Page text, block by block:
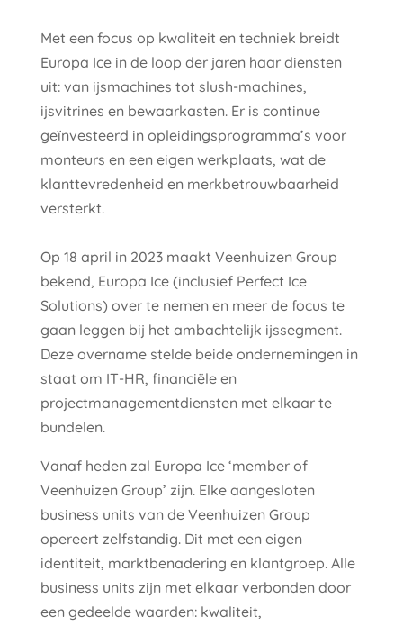
Met een focus op kwaliteit en techniek breidt
Europa Ice in de loop der jaren haar diensten
uit: van ijsmachines tot slush-machines,
ijsvitrines en bewaarkasten. Er is continue
geïnvesteerd in opleidingsprogramma’s voor
monteurs en een eigen werkplaats, wat de
klanttevredenheid en merkbetrouwbaarheid
versterkt.
Op 18 april in 2023 maakt Veenhuizen Group
bekend, Europa Ice (inclusief Perfect Ice
Solutions) over te nemen en meer de focus te
gaan leggen bij het ambachtelijk ijssegment.
Deze overname stelde beide ondernemingen in
staat om IT-HR, financiële en
projectmanagementdiensten met elkaar te
bundelen.
Vanaf heden zal Europa Ice ‘member of
Veenhuizen Group’ zijn. Elke aangesloten
business units van de Veenhuizen Group
opereert zelfstandig. Dit met een eigen
identiteit, marktbenadering en klantgroep. Alle
business units zijn met elkaar verbonden door
een gedeelde waarden: kwaliteit,